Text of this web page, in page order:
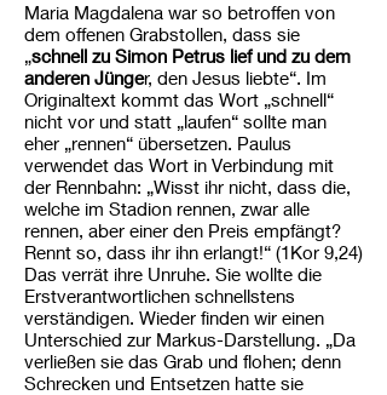
Maria Magdalena war so betroffen von
dem offenen Grabstollen, dass sie
„schnell zu Simon Petrus lief und zu dem
anderen Jünger, den Jesus liebte“. Im
Originaltext kommt das Wort „schnell“
nicht vor und statt „laufen“ sollte man
eher „rennen“ übersetzen. Paulus
verwendet das Wort in Verbindung mit
der Rennbahn: „Wisst ihr nicht, dass die,
welche im Stadion rennen, zwar alle
rennen, aber einer den Preis empfängt?
Rennt so, dass ihr ihn erlangt!“ (1Kor 9,24)
Das verrät ihre Unruhe. Sie wollte die
Erstverantwortlichen schnellstens
verständigen. Wieder finden wir einen
Unterschied zur Markus-Darstellung. „Da
verließen sie das Grab und flohen; denn
Schrecken und Entsetzen hatte sie